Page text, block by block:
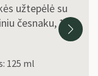
užtepėlė su
česnaku, 125
125 ml